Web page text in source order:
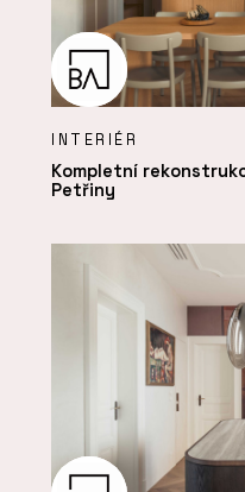
INTERIÉR
Kompletní
Petřiny